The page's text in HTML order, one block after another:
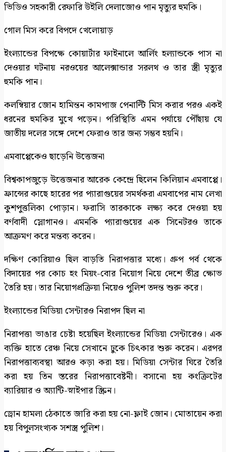
ভিডিও সহকারী রেফারি উইলি দেলাজোও পান মৃত্যুর হুমকি।
গোল মিস করে বিপদে খেলোয়াড়
ইংল্যান্ডের বিপক্ষে কোয়ার্টার ফাইনালে আর্লিং হল্যান্ডকে পাস না
দেওয়ার ঘটনায় নরওয়ের আলেক্সান্ডার সরলথ ও তার স্ত্রী মৃত্যুর
হুমকি পান।
কলম্বিয়ার জোন হামিন্তন কামপাজ পেনাল্টি মিস করার পরও একই
ধরনের হুমকির মুখে পড়েন। পরিস্থিতি এমন পর্যায়ে পৌঁছায় যে
জাতীয় দলের সঙ্গে দেশে ফেরাও তার জন্য সম্ভব হয়নি।
এমবাপ্পেকেও ছাড়েনি উত্তেজনা
বিশ্বকাপজুড়ে উত্তেজনার আরেক কেন্দ্রে ছিলেন কিলিয়ান এমবাপ্পে।
ফ্রান্সের কাছে হারের পর প্যারাগুয়ের সমর্থকরা এমবাপের নাম লেখা
কুশপুত্তলিকা পোড়ান। ফরাসি তারকাকে লক্ষ্য করে দেওয়া হয়
বর্ণবাদী স্লোগানও। এমনকি প্যারাগুয়ের এক সিনেটরও তাকে
আক্রমণ করে মন্তব্য করেন।
দক্ষিণ কোরিয়াও ছিল বাড়তি নিরাপত্তার মধ্যে। গ্রুপ পর্ব থেকে
বিদায়ের পর কোচ হং মিয়ং-বোর নিয়োগ নিয়ে দেশে তীব্র ক্ষোভ
তৈরি হয়। তার নিয়োগপ্রক্রিয়া নিয়েও পুলিশ তদন্ত শুরু করে।
ইংল্যান্ডের মিডিয়া সেন্টারও নিরাপদ ছিল না
নিরাপত্তা ভাঙার চেষ্টা হয়েছিল ইংল্যান্ডের মিডিয়া সেন্টারেও। এক
ব্যক্তি হাতে রেঞ্চ নিয়ে সেখানে ঢুকে চিৎকার শুরু করেন। এরপর
নিরাপত্তাব্যবস্থা আরও কড়া করা হয়। মিডিয়া সেন্টার ঘিরে তৈরি
করা হয় তিন স্তরের নিরাপত্তাবেষ্টনী। বসানো হয় কংক্রিটের
ব্যারিয়ার ও অ্যান্টি-স্নাইপার স্ক্রিন।
ড্রোন হামলা ঠেকাতে জারি করা হয় নো-ফ্লাই জোন। মোতায়েন করা
হয় বিপুলসংখ্যক সশস্ত্র পুলিশ।